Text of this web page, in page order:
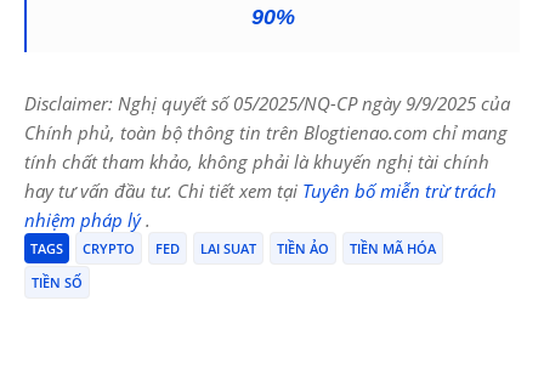
90%
Disclaimer: Nghị quyết số 05/2025/NQ-CP ngày 9/9/2025 của
Chính phủ, toàn bộ thông tin trên Blogtienao.com chỉ mang
tính chất tham khảo, không phải là khuyến nghị tài chính
hay tư vấn đầu tư. Chi tiết xem tại Tuyên bố miễn trừ trách
nhiệm pháp lý.
TAGS CRYPTO FED LAI SUAT TIỀN ẢO
TIỀN MÃ HÓA
TIỀN SỐ